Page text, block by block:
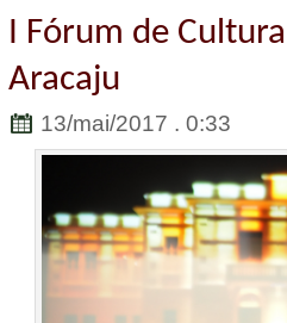
I Fórum de
Aracaju
13/mai/2017 . 0:33